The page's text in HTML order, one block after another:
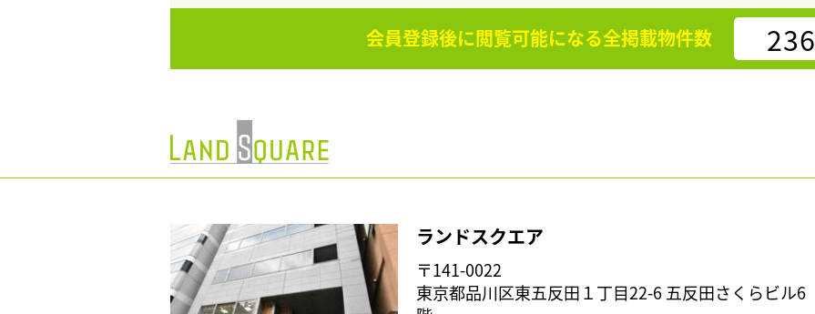
会員登録後に閲覧可能になる全掲載物件数 236
ランドスクエア
〒141-0022
東京都品川区東五反田１丁目22-6 五反田さくらビル6